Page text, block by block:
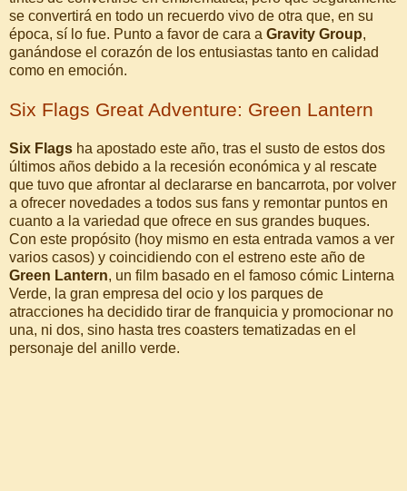
se convertirá en todo un recuerdo vivo de otra que, en su
época, sí lo fue. Punto a favor de cara a Gravity Group,
ganándose el corazón de los entusiastas tanto en calidad
como en emoción.
Six Flags Great Adventure: Green Lantern
Six Flags ha apostado este año, tras el susto de estos dos
últimos años debido a la recesión económica y al rescate
que tuvo que afrontar al declararse en bancarrota, por volver
a ofrecer novedades a todos sus fans y remontar puntos en
cuanto a la variedad que ofrece en sus grandes buques.
Con este propósito (hoy mismo en esta entrada vamos a ver
varios casos) y coincidiendo con el estreno este año de
Green Lantern, un film basado en el famoso cómic Linterna
Verde, la gran empresa del ocio y los parques de
atracciones ha decidido tirar de franquicia y promocionar no
una, ni dos, sino hasta tres coasters tematizadas en el
personaje del anillo verde.